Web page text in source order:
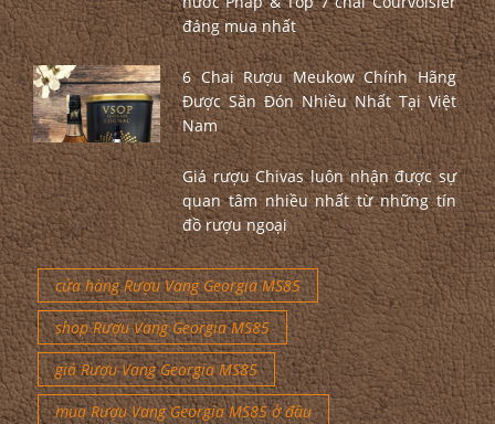
đáng mua nhất
6 Chai Rượu Meukow Chính Hãng
Được Săn Đón Nhiều Nhất Tại Việt
Nam
Giá rượu Chivas luôn nhận được sự
quan tâm nhiều nhất từ những tín
đồ rượu ngoại
cửa hàng Rượu Vang Georgia MS85
shop Rượu Vang Georgia MS85
giá Rượu Vang Georgia MS85
mua Rượu Vang Georgia MS85 ở đâu